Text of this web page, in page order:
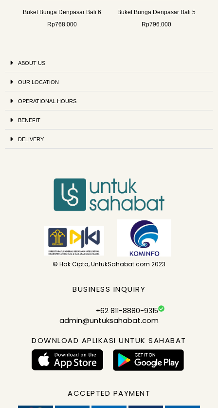
Buket Bunga Denpasar Bali 6
Rp768.000
Buket Bunga Denpasar Bali 5
Rp796.000
ABOUT US
OUR LOCATION
OPERATIONAL HOURS
BENEFIT
DELIVERY
© Hak Cipta, UntukSahabat.com 2023
BUSINESS INQUIRY
+62 811-8880-9315
admin@untuksahabat.com
DOWNLOAD APLIKASI UNTUK SAHABAT
ACCEPTED PAYMENT